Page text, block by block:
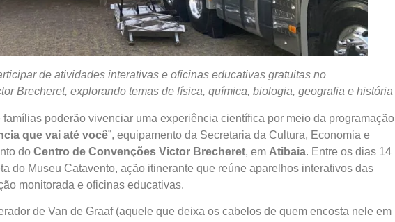
de atividades interativas e oficinas educativas gratuitas no
Brecheret, explorando temas de física, química, biologia, geografia e história
poderão vivenciar uma experiência científica por meio da programação
que vai até você”, equipamento da Secretaria da Cultura, Economia e
do Centro de Convenções Victor Brecheret, em Atibaia. Entre os dias 14
do Museu Catavento, ação itinerante que reúne aparelhos interativos das
monitorada e oficinas educativas.
de Van de Graaf (aquele que deixa os cabelos de quem encosta nele em